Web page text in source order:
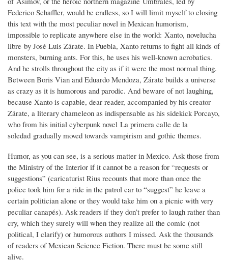
Federico Schaffler, would be endless, so I will limit myself to closing
this text with the most peculiar novel in Mexican humorism,
impossible to replicate anywhere else in the world: Xanto, novelucha
libre by José Luis Zárate. In Puebla, Xanto returns to fight all kinds of
monsters, burning ants. For this, he uses his well-known acrobatics.
And he strolls throughout the city as if it were the most normal thing.
Between Boris Vian and Eduardo Mendoza, Zárate builds a universe
as crazy as it is humorous and parodic. And beware of not laughing,
because Xanto is capable, dear reader, accompanied by his creator
Zárate, a literary chameleon as indispensable as his sidekick Porcayo,
who from his initial cyberpunk novel La primera calle de la
soledad gradually moved towards vampirism and gothic themes.
Humor, as you can see, is a serious matter in Mexico. Ask those from
the Ministry of the Interior if it cannot be a reason for “requests or
suggestions” (caricaturist Rius recounts that more than once the
police took him for a ride in the patrol car to “suggest” he leave a
certain politician alone or they would take him on a picnic with very
peculiar canapés). Ask readers if they don’t prefer to laugh rather than
cry, which they surely will when they realize all the comic (not
political, I clarify) or humorous authors I missed. Ask the thousands
of readers of Mexican Science Fiction. There must be some still
alive.